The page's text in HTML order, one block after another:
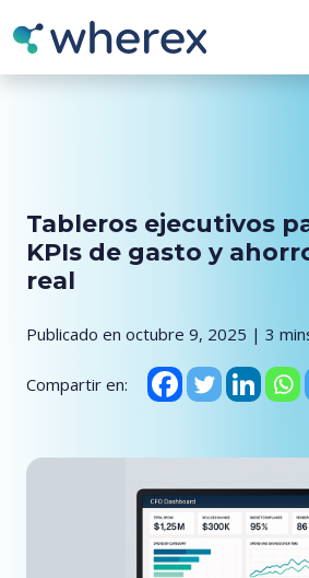
Tableros ejecutivos
KPIs de gasto y
real
Publicado en octubre 9, 2025 | 3
Compartir en: